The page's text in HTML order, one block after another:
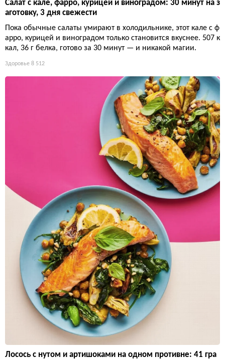
Салат с кале, фарро, курицей и виноградом: 30 минут на з
аготовку, 3 дня свежести
Пока обычные салаты умирают в холодильнике, этот кале с ф
арро, курицей и виноградом только становится вкуснее. 507 к
кал, 36 г белка, готово за 30 минут — и никакой магии.
Здоровье 8 512
Лосось с нутом и артишоками на одном противне: 41 гра